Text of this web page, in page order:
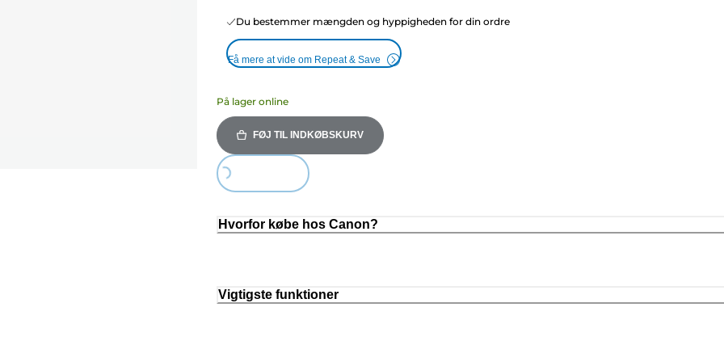
Du bestemmer mængden og hyppigheden for din ordre
Få mere at vide om Repeat & Save
På lager online
FØJ TIL INDKØBSKURV
Loading...
Hvorfor købe hos Canon?
Vigtigste funktioner